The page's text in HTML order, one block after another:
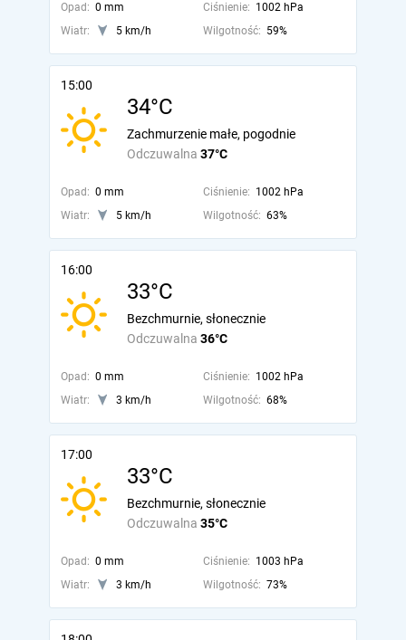
Opad: 0 mm Ciśnienie: 1002 hPa
Wiatr:
5 km/h Wilgotność: 59%
15:00
34°C
Odczuwalna 37°C
Zachmurzenie małe, pogodnie
Opad: 0 mm Ciśnienie: 1002 hPa
Wiatr:
5 km/h Wilgotność: 63%
16:00
33°C
Odczuwalna 36°C
Bezchmurnie, słonecznie
Opad: 0 mm Ciśnienie: 1002 hPa
Wiatr:
3 km/h Wilgotność: 68%
17:00
33°C
Odczuwalna 35°C
Bezchmurnie, słonecznie
Opad: 0 mm Ciśnienie: 1003 hPa
Wiatr:
3 km/h Wilgotność: 73%